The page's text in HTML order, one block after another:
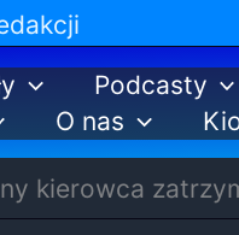
Podcasty
O nas
kierowca